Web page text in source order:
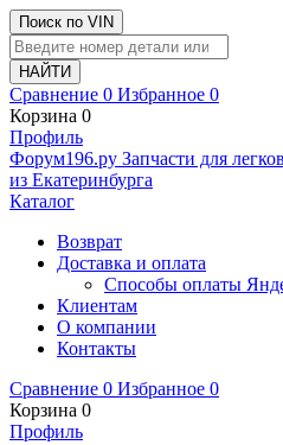
Поиск по VIN
Сравнение 0 Избранное 0
Корзина 0
Профиль
Фoрум196.ру Запчасти для
из Екатеринбурга
Каталог
Возврат
Доставка и оплата
Способы оплаты
Клиентам
О компании
Контакты
Сравнение 0 Избранное 0
Корзина 0
Профиль